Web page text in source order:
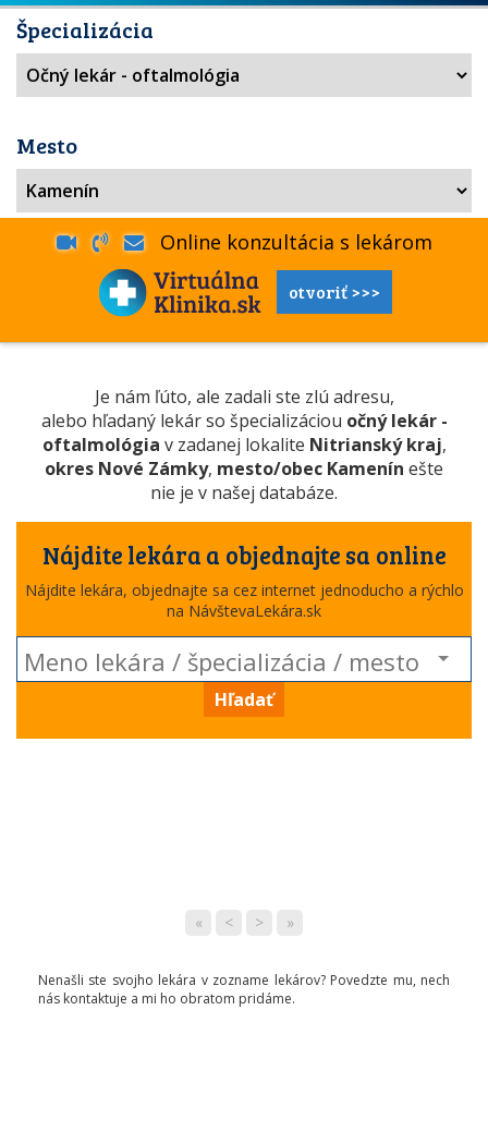
Špecializácia
Mesto
Online konzultácia s lekárom
otvoriť >>>
Je nám ľúto, ale zadali ste zlú adresu,
alebo hľadaný lekár so špecializáciou očný lekár -
oftalmológia v zadanej lokalite Nitrianský kraj,
okres Nové Zámky, mesto/obec Kamenín ešte
nie je v našej databáze.
Nájdite lekára a objednajte sa online
Nájdite lekára, objednajte sa cez internet jednoducho a rýchlo
na NávštevaLekára.sk
Hľadať
« < > »
Nenašli ste svojho lekára v zozname lekárov? Povedzte mu, nech
nás kontaktuje a mi ho obratom pridáme.